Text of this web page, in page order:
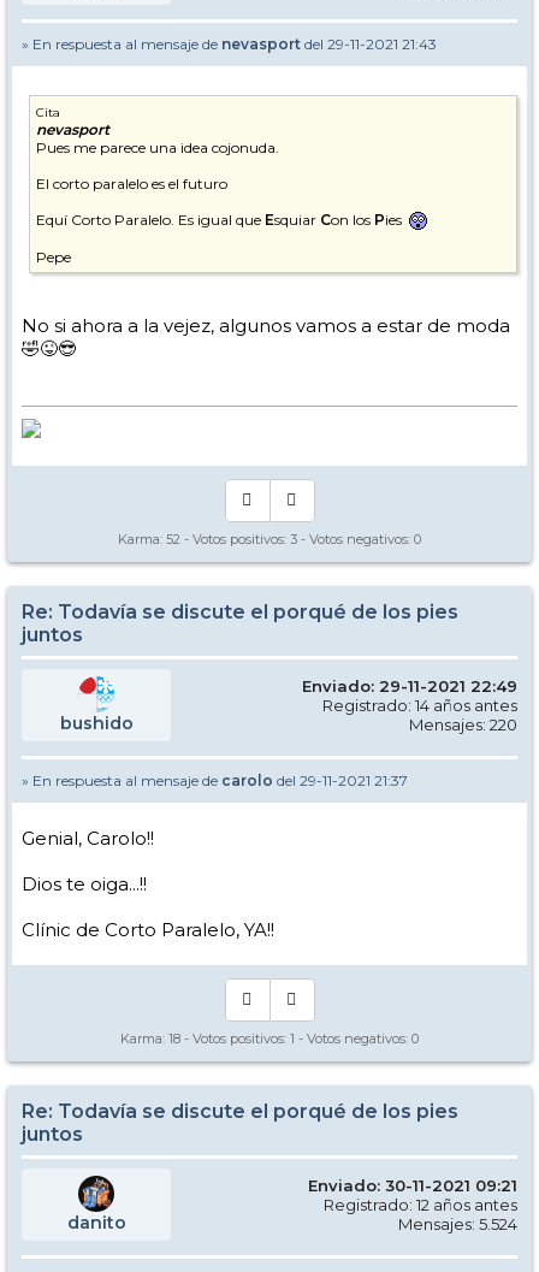
» En respuesta al mensaje de nevasport del 29-11-2021 21:43
Cita
nevasport
Pues me parece una idea cojonuda.
El corto paralelo es el futuro
Equí Corto Paralelo. Es igual que Esquiar Con los Pies
Pepe
No si ahora a la vejez, algunos vamos a estar de moda
🤣😜😎
Karma: 52 - Votos positivos: 3 - Votos negativos: 0
Re: Todavía se discute el porqué de los pies
juntos
bushido
Enviado: 29-11-2021 22:49
Registrado: 14 años antes
Mensajes: 220
» En respuesta al mensaje de carolo del 29-11-2021 21:37
Genial, Carolo!!
Dios te oiga...!!
Clínic de Corto Paralelo, YA!!
Karma: 18 - Votos positivos: 1 - Votos negativos: 0
Re: Todavía se discute el porqué de los pies
juntos
danito
Enviado: 30-11-2021 09:21
Registrado: 12 años antes
Mensajes: 5.524